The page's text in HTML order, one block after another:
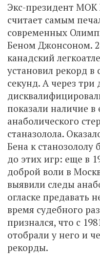
Экс-президент
считает самым
современных
Беном Джонсоном.
канадский
установил рекорд в
секунд. А через три
показали наличие в
анаболического
станазолола.
Бена к станозололу
до этих игр: еще в
доброй воли в
выявили следы
огласке предавать
время судебного
признался, что с
отобрали у него и
рекорды.